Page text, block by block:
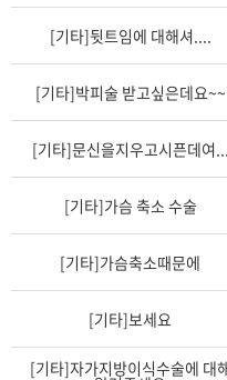
비밀번호 확인
비밀번호
[기타]뒷트임에 대해셔....
[기타]박피술 받고싶은데요~~
[기타]문신을지우고시픈데여...
[기타]가슴 축소 수술
[기타]가슴축소때문에
[기타]보세요
[기타]자가지방이식수술에 대